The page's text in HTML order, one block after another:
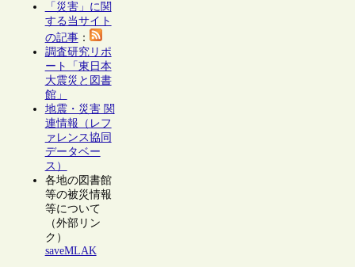
「災害」に関
する当サイト
の記事：
調査研究リポ
ート「東日本
大震災と図書
館」
地震・災害 関
連情報（レフ
ァレンス協同
データベー
ス）
各地の図書館
等の被災情報
等について
（外部リン
ク）
saveMLAK